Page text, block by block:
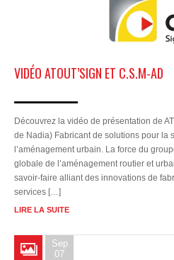
VIDÉO ATOUT’SIGN ET C.S.M-AD
Découvrez la vidéo de présentation de
de Nadia) Fabricant de solutions pour la
l’aménagement urbain. La force du
globale de l’aménagement routier et
savoir-faire alliant des innovations de
services […]
LIRE LA SUITE
Sep
07